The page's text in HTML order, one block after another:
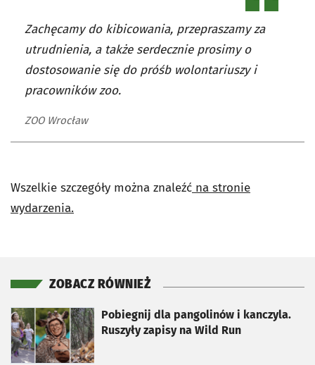
Zachęcamy do kibicowania, przepraszamy za
utrudnienia, a także serdecznie prosimy o
dostosowanie się do próśb wolontariuszy i
pracowników zoo.
ZOO Wrocław
Wszelkie szczegóły można znaleźć na stronie
wydarzenia.
ZOBACZ RÓWNIEŻ
Pobiegnij dla pangolinów i kanczyla.
Ruszyły zapisy na Wild Run
otworzy się w nowej karcie